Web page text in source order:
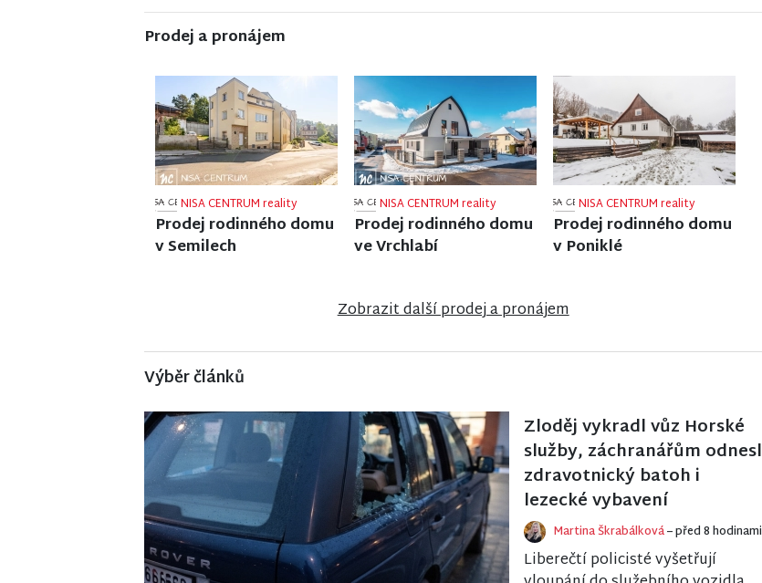
Prodej a pronájem
NISA CENTRUM reality
Prodej bungalovu v
anglosaském stylu u
NISA CENTRUM reality
Prodej činžovního domu
v Jablonci nad Nisou
NISA CENTRUM reality
Prodej ubytovacího
zařízení v Janově nad
Zobrazit další prodej a pronájem
Výběr článků
Zloděj vykradl vůz Horské
služby, záchranářům odnesl
zdravotnický batoh i
lezecké vybavení
Martina Škrabálková– před 8 hodinami
Liberečtí policisté vyšetřují